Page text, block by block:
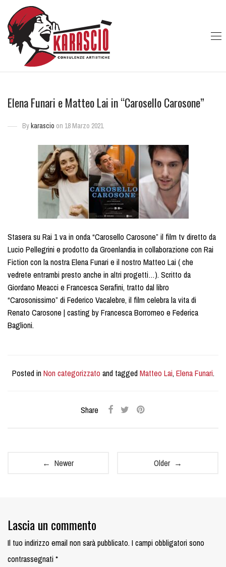
Elena Funari e Matteo Lai in “Carosello Carosone”
Bykarascio on 18 Marzo 2021
Stasera su Rai 1 va in onda “Carosello Carosone” il film tv diretto da
Lucio Pellegrini e prodotto da Groenlandia in collaborazione con Rai
Fiction con la nostra Elena Funari e il nostro Matteo Lai ( che
vedrete entrambi presto anche in altri progetti…). Scritto da
Giordano Meacci e Francesca Serafini, tratto dal libro
“Carosonissimo” di Federico Vacalebre, il film celebra la vita di
Renato Carosone | casting by Francesca Borromeo e Federica
Baglioni.
Posted inNon categorizzato and taggedMatteo Lai, Elena Funari.
Share
← Newer Older →
Lascia un commento
Il tuo indirizzo email non sarà pubblicato.I campi obbligatori sono
contrassegnati*